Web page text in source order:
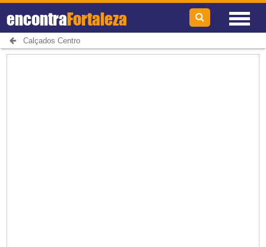
encontraFortaleza
Calçados Centro